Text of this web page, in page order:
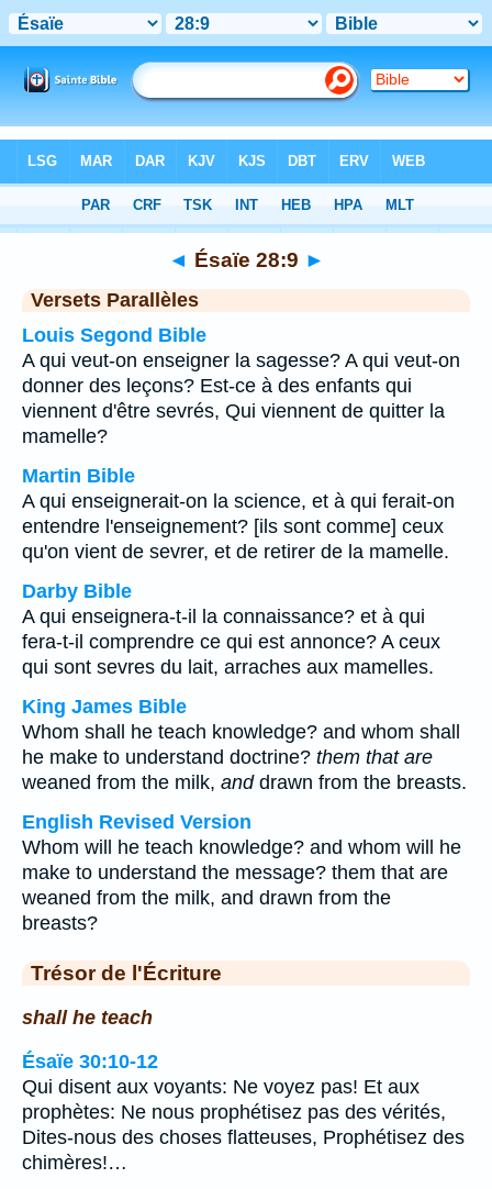
Chapitre 28> Verset 9
◄ Ésaïe 28:9 ►
Versets Parallèles
Louis Segond Bible
A qui veut-on enseigner la sagesse? A qui veut-on
donner des leçons? Est-ce à des enfants qui
viennent d'être sevrés, Qui viennent de quitter la
mamelle?
Martin Bible
A qui enseignerait-on la science, et à qui ferait-on
entendre l'enseignement? [ils sont comme] ceux
qu'on vient de sevrer, et de retirer de la mamelle.
Darby Bible
A qui enseignera-t-il la connaissance? et à qui
fera-t-il comprendre ce qui est annonce? A ceux
qui sont sevres du lait, arraches aux mamelles.
King James Bible
Whom shall he teach knowledge? and whom shall
he make to understand doctrine? them that are
weaned from the milk, anddrawn from the breasts.
English Revised Version
Whom will he teach knowledge? and whom will he
make to understand the message? them that are
weaned from the milk, and drawn from the
breasts?
Trésor de l'Écriture
shall he teach
Ésaïe 30:10-12
Qui disent aux voyants: Ne voyez pas! Et aux
prophètes: Ne nous prophétisez pas des vérités,
Dites-nous des choses flatteuses, Prophétisez des
chimères!…